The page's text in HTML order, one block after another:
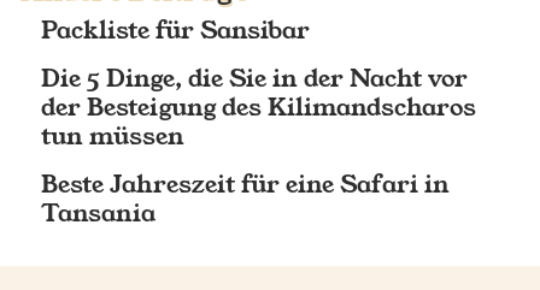
Packliste für Sansibar
Die 5 Dinge, die Sie in der Nacht vor
der Besteigung des Kilimandscharos
tun müssen
Beste Jahreszeit für eine Safari in
Tansania